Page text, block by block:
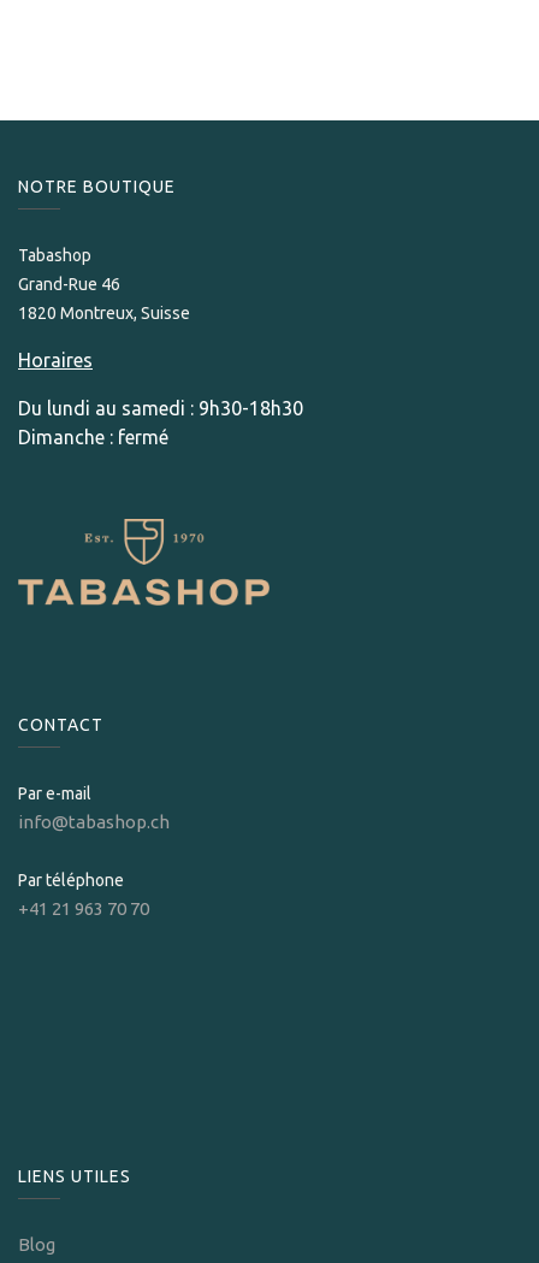
NOTRE BOUTIQUE
Tabashop
Grand-Rue 46
1820 Montreux, Suisse
Horaires
Du lundi au samedi : 9h30-18h30
Dimanche : fermé
CONTACT
Par e-mail
info@tabashop.ch
Par téléphone
+41 21 963 70 70
LIENS UTILES
Blog